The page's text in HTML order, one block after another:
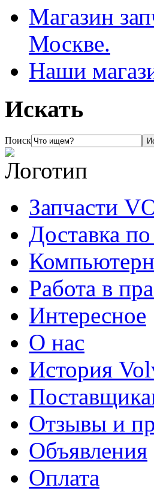
Магазин
Москве.
Наши
Искать
Поиск
Запчасти
Доставка
Работа в
Интересное
О нас
История
Отзывы и
Объявления
Оплата